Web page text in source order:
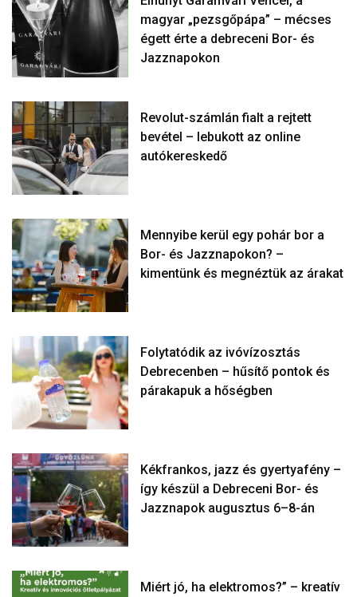
magyar „pezsgőpápa” – mécses
égett érte a debreceni Bor- és
Jazznapokon
Revolut-számlán fialt a rejtett
bevétel – lebukott az online
autókereskedő
Mennyibe kerül egy pohár bor a
Bor- és Jazznapokon? –
kimentünk és megnéztük az árakat
Folytatódik az ivóvízosztás
Debrecenben – hűsítő pontok és
párakapuk a hőségben
Kékfrankos, jazz és gyertyafény –
így készül a Debreceni Bor- és
Jazznapok augusztus 6–8-án
Miért jó, ha elektromos?” – kreatív